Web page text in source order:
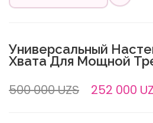
Универсальный
Хвата Для Мощной
500 000 UZS 252 000